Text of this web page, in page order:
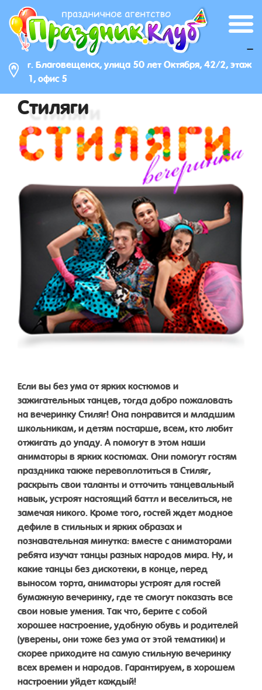
г. Благовещенск, улица 50 лет Октября, 42/2, этаж
1, офис 5
_
Стиляги
Если вы без ума от ярких костюмов и
зажигательных танцев, тогда добро пожаловать
на вечеринку Стиляг! Она понравится и младшим
школьникам, и детям постарше, всем, кто любит
отжигать до упаду. А помогут в этом наши
аниматоры в ярких костюмах. Они помогут гостям
праздника также перевоплотиться в Стиляг,
раскрыть свои таланты и отточить танцевальный
навык, устроят настоящий баттл и веселиться, не
замечая никого. Кроме того, гостей ждет модное
дефиле в стильных и ярких образах и
познавательная минутка: вместе с аниматорами
ребята изучат танцы разных народов мира. Ну, и
какие танцы без дискотеки, в конце, перед
выносом торта, аниматоры устроят для гостей
бумажную вечеринку, где те смогут показать все
свои новые умения. Так что, берите с собой
хорошее настроение, удобную обувь и родителей
(уверены, они тоже без ума от этой тематики) и
скорее приходите на самую стильную вечеринку
всех времен и народов. Гарантируем, в хорошем
настроении уйдет каждый!